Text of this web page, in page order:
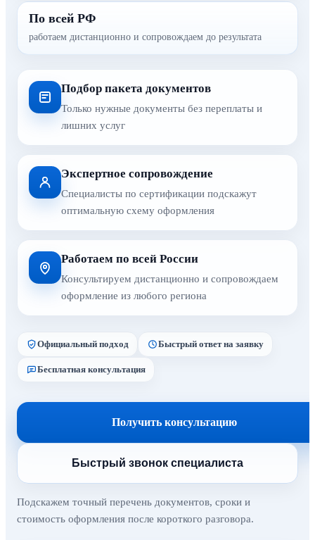
По всей РФ
работаем дистанционно и сопровождаем до результата
Подбор пакета документов
Только нужные документы без переплаты и
лишних услуг
Экспертное сопровождение
Специалисты по сертификации подскажут
оптимальную схему оформления
Работаем по всей России
Консультируем дистанционно и сопровождаем
оформление из любого региона
Официальный подход Быстрый ответ на заявку
Бесплатная консультация
Получить консультацию
Быстрый звонок специалиста
Подскажем точный перечень документов, сроки и
стоимость оформления после короткого разговора.